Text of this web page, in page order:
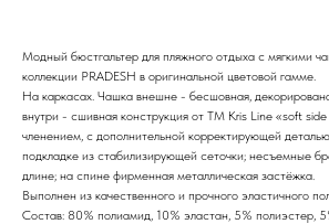
Модный бюстгальтер для пляжного отдыха с мягкими
коллекции PRADESH в оригинальной цветовой гамме.
На каркасах. Чашка внешне - бесшовная,
внутри - сшивная конструкция от ТМ Kris Line «soft
членением, с дополнительной корректирующей
подкладке из стабилизирующей сеточки; несъемные
длине; на спине фирменная металлическая застёжка.
Выполнен из качественного и прочного эластичного
Состав: 80% полиамид, 10% эластан, 5% полиэстер,